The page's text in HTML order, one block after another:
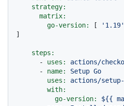
strategy:
matrix:
go-version:
[ '1.19'
]
steps:
-
uses:
actions/
-
name: Setup Go
uses:
actions/setup-
with:
go-version:
${{